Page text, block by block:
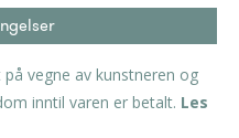
vegne av kunstneren og
inntil varen er betalt. Les